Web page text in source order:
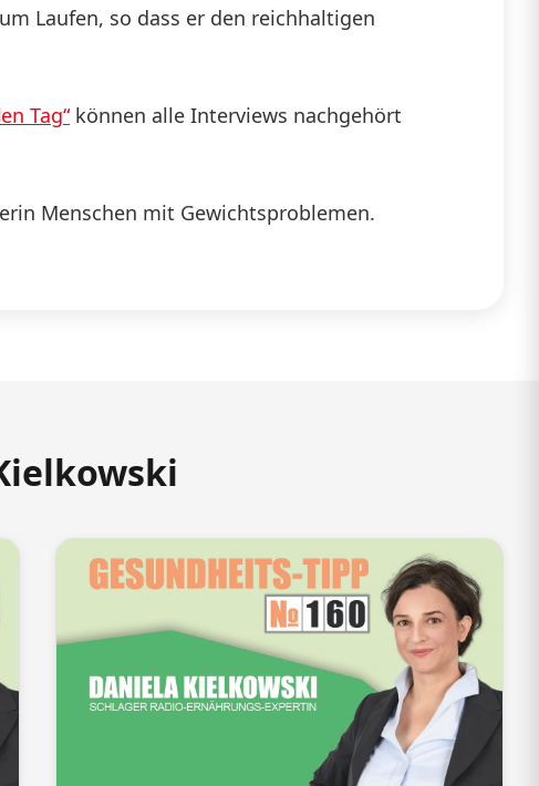
Laufen, so dass er den reichhaltigen
Tag“können alle Interviews nachgehört
Menschen mit Gewichtsproblemen.